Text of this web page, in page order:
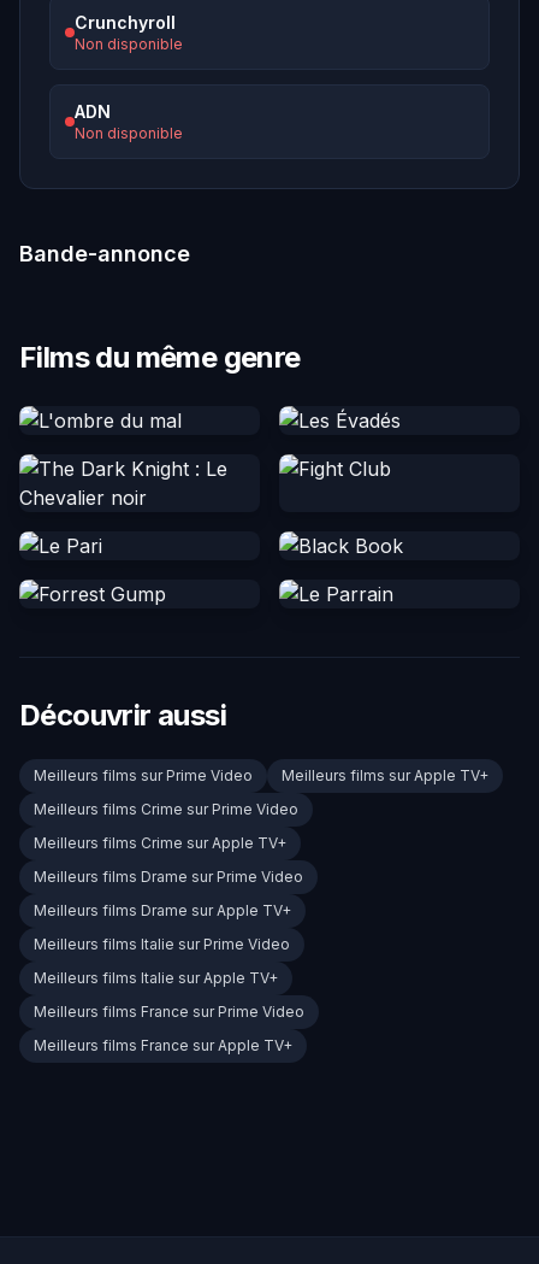
Crunchyroll
Non disponible
ADN
Non disponible
Bande-annonce
Films du même genre
Découvrir aussi
Meilleurs films sur Prime Video
Meilleurs films sur Apple TV+
Meilleurs films Crime sur Prime Video
Meilleurs films Crime sur Apple TV+
Meilleurs films Drame sur Prime Video
Meilleurs films Drame sur Apple TV+
Meilleurs films Italie sur Prime Video
Meilleurs films Italie sur Apple TV+
Meilleurs films France sur Prime Video
Meilleurs films France sur Apple TV+